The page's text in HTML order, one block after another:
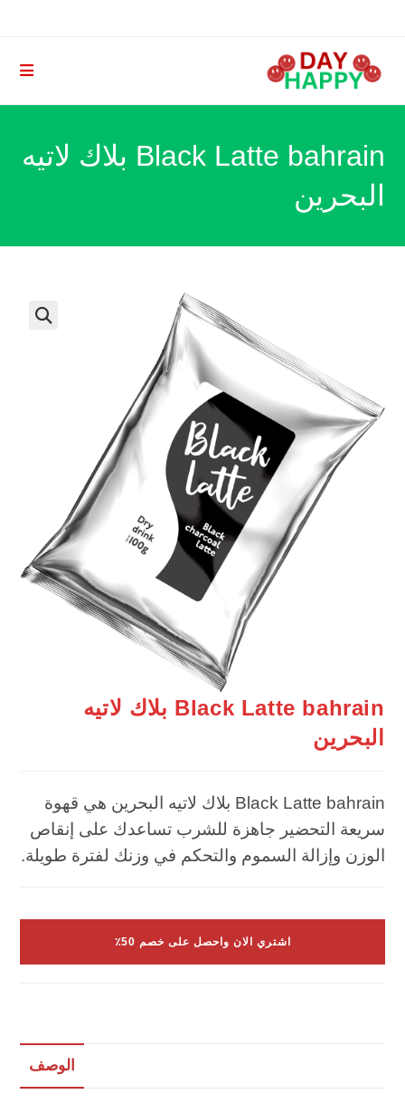
Black Latte bahrain بلاك لاتيه
البحرين
Black Latte bahrain بلاك لاتيه
البحرين
Black Latte bahrain بلاك لاتيه البحرين هي قهوة
سريعة التحضير جاهزة للشرب تساعدك على إنقاص
الوزن وإزالة السموم والتحكم في وزنك لفترة طويلة.
اشتري الان واحصل على خصم 50٪
الوصف